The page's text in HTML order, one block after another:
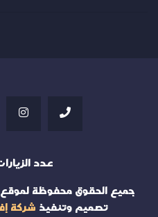
عدد
جميع الحقوق محفوظة
تصميم وتنفيذ شركة